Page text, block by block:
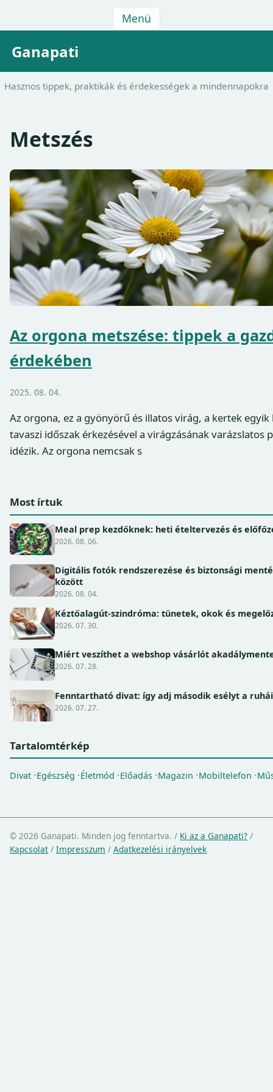
Menü
Ganapati
Hasznos tippek, praktikák és érdekességek a mindennapokra
Metszés
Az orgona metszése: tippek a
érdekében
2025. 08. 04.
Az orgona, ez a gyönyörű és illatos virág, a kertek
tavaszi időszak érkezésével a virágzásának varázslatos
idézik. Az orgona nemcsak s
Most írtuk
Meal prep kezdőknek: heti ételtervezés és
2026. 08. 06.
Digitális fotók rendszerezése és biztonsági
között
2026. 08. 04.
Kéztőalagút-szindróma: tünetek, okok és
2026. 07. 30.
Miért veszíthet a webshop vásárlót
2026. 07. 28.
Fenntartható divat: így adj második esélyt a
2026. 07. 27.
Tartalomtérkép
Divat Egészség Életmód Előadás Magazin Mobiltelefon
© 2026 Ganapati. Minden jog fenntartva. / Ki az a Ganapati? /
Kapcsolat / Impresszum / Adatkezelési irányelvek